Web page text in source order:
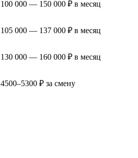
100 000 — 150 000 ₽ в месяц
105 000 — 137 000 ₽ в месяц
130 000 — 160 000 ₽ в месяц
4500–5300 ₽ за смену